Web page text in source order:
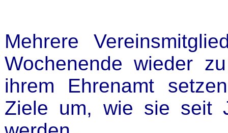
Mehrere
Wochenende wieder
ihrem Ehrenamt
Ziele um, wie sie seit